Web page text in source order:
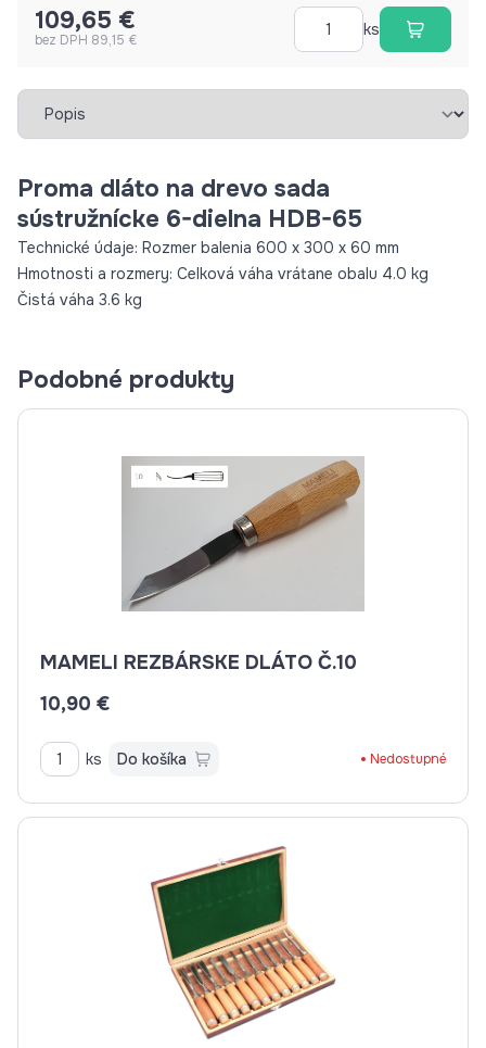
109,65 €
bez DPH 89,15 €
ks
Vybrať záložku
Proma dláto na drevo sada
sústružnícke 6-dielna HDB-65
Technické údaje: Rozmer balenia 600 x 300 x 60 mm
Hmotnosti a rozmery: Celková váha vrátane obalu 4.0 kg
Čistá váha 3.6 kg
Podobné produkty
MAMELI REZBÁRSKE DLÁTO Č.10
10,90 €
ks Do košíka Nedostupné